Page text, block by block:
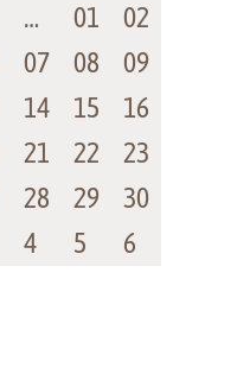
… 01
02
07 08
09
14 15
16
21 22
23
28 29
30
4 5 6